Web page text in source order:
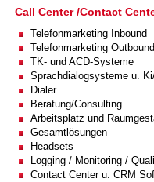
Call Center /Contact
Telefonmarketing Inbound
Telefonmarketing Outbound
TK- und ACD-Systeme
Sprachdialogsysteme u.
Dialer
Beratung/Consulting
Arbeitsplatz und
Gesamtlösungen
Headsets
Logging / Monitoring /
Contact Center u. CRM